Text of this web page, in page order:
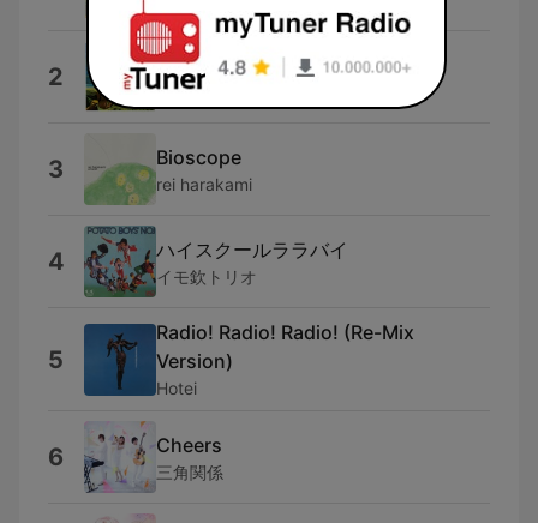
2 Tell Me Something
山弦
3 Bioscope
rei harakami
4 ハイスクールララバイ
イモ欽トリオ
5
Radio! Radio! Radio! (Re-Mix
Version)
Hotei
6 Cheers
三角関係